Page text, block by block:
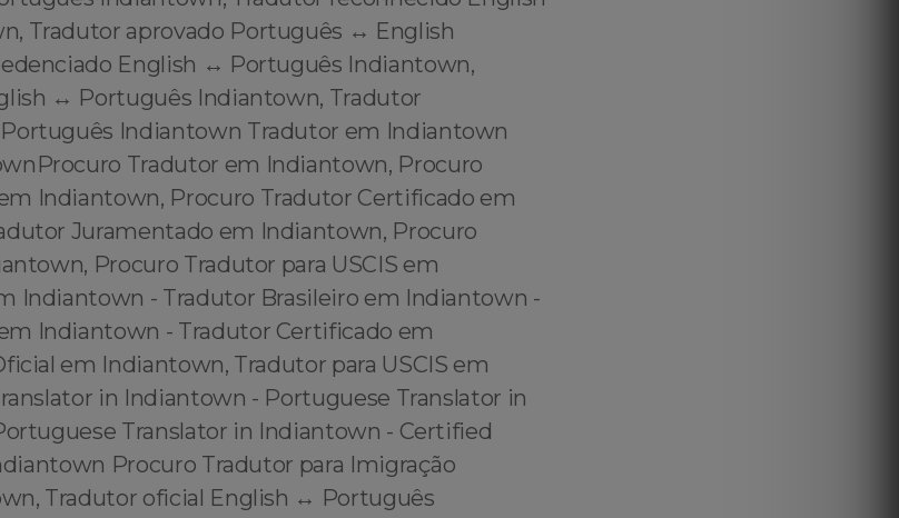
Tradutor aprovado Português ↔️ English
English ↔️ Português Indiantown,
↔️ Português Indiantown, Tradutor
Indiantown Tradutor em Indiantown
Tradutor em Indiantown, Procuro
Indiantown, Procuro Tradutor Certificado em
Juramentado em Indiantown, Procuro
Procuro Tradutor para USCIS em
Indiantown - Tradutor Brasileiro em Indiantown -
Indiantown - Tradutor Certificado em
em Indiantown, Tradutor para USCIS em
in Indiantown - Portuguese Translator in
Translator in Indiantown - Certified
Procuro Tradutor para Imigração
Tradutor oficial English ↔️ Português